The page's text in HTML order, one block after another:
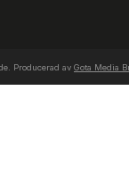
Producerad av Gota Media